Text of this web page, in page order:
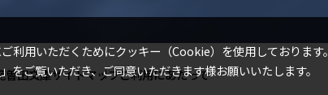
利用いただくためにクッキー（Cookie）を使用しております。
」をご覧いただき、ご同意いただきます様お願いいたします。
曽田文庫サイトマップご利用にあたって